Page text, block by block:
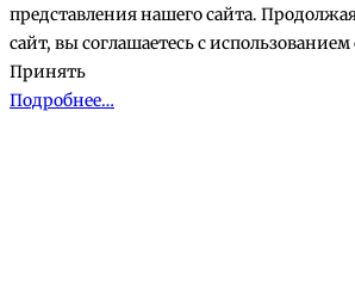
представления нашего сайта.
сайт, вы соглашаетесь с
Принять
Подробнее…